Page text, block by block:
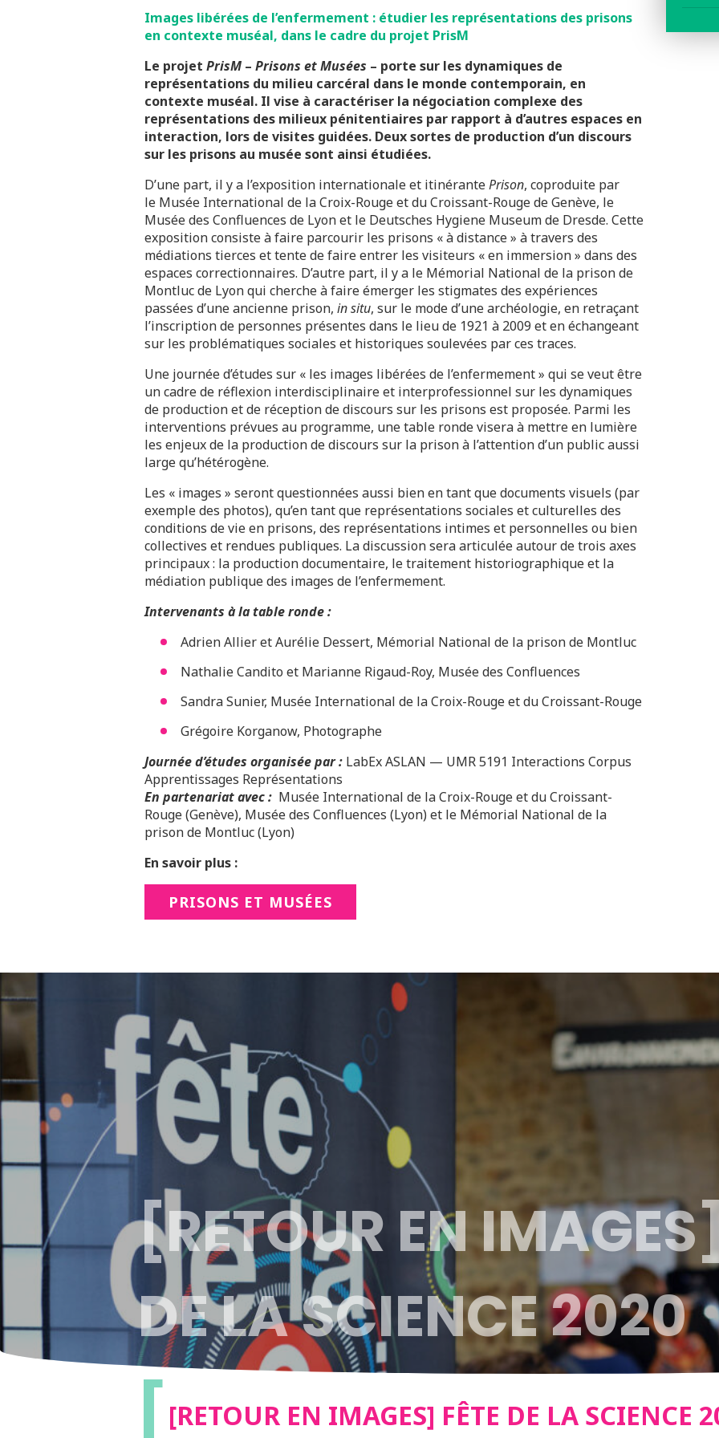
Images libérées de l’enfermement : étudier les représentations des prisons
en contexte muséal, dans le cadre du projet PrisM
Le projet PrisM – Prisons et Musées – porte sur les dynamiques de
représentations du milieu carcéral dans le monde contemporain, en
contexte muséal. Il vise à caractériser la négociation complexe des
représentations des milieux pénitentiaires par rapport à d’autres espaces en
interaction, lors de visites guidées. Deux sortes de production d’un discours
sur les prisons au musée sont ainsi étudiées.
D’une part, il y a l’exposition internationale et itinérantePrison, coproduite par
le Musée International de la Croix-Rouge et du Croissant-Rouge de Genève, le
Musée des Confluences de Lyon et le Deutsches Hygiene Museum de Dresde. Cette
exposition consiste à faire parcourir les prisons « à distance » à travers des
médiations tierces et tente de faire entrer les visiteurs « en immersion » dans des
espaces correctionnaires. D’autre part, il y a le Mémorial National de la prison de
Montluc de Lyon qui cherche à faire émerger les stigmates des expériences
passées d’une ancienne prison, in situ, sur le mode d’une archéologie, en retraçant
l’inscription de personnes présentes dans le lieu de 1921 à 2009 et en échangeant
sur les problématiques sociales et historiques soulevées par ces traces.
Une journée d’études sur « les images libérées de l’enfermement » qui se veut être
un cadre de réflexion interdisciplinaire et interprofessionnel sur les dynamiques
de production et de réception de discours sur les prisons est proposée. Parmi les
interventions prévues au programme, une table ronde visera à mettre en lumière
les enjeux de la production de discours sur la prison à l’attention d’un public aussi
large qu’hétérogène.
Les « images » seront questionnées aussi bien en tant que documents visuels (par
exemple des photos), qu’en tant que représentations sociales et culturelles des
conditions de vie en prisons, des représentations intimes et personnelles ou bien
collectives et rendues publiques. La discussion sera articulée autour de trois axes
principaux : la production documentaire, le traitement historiographique et la
médiation publique des images de l’enfermement.
Intervenants à la table ronde :
Adrien Allier et Aurélie Dessert, Mémorial National de la prison de Montluc
Nathalie Candito et Marianne Rigaud-Roy, Musée des Confluences
Sandra Sunier, Musée International de la Croix-Rouge et du Croissant-Rouge
Grégoire Korganow, Photographe
Journée d’études organisée par : LabEx ASLAN — UMR 5191 Interactions Corpus
Apprentissages Représentations
En partenariat avec : Musée International de la Croix-Rouge et du Croissant-
Rouge (Genève), Musée des Confluences (Lyon) et le Mémorial National de la
prison de Montluc (Lyon)
En savoir plus :
PRISONS ET MUSÉES
[RETOUR EN
DE LA SCIENCE 2020
[ [RETOUR EN IMAGES] FÊTE DE LA SCIENCE